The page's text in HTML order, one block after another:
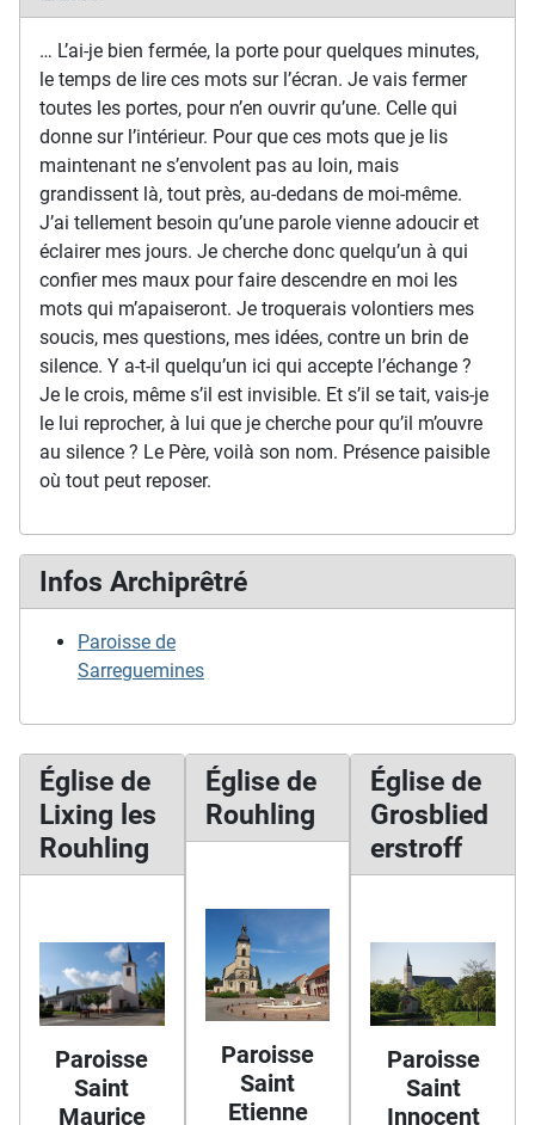
… L’ai-je bien fermée, la porte pour quelques minutes,
le temps de lire ces mots sur l’écran. Je vais fermer
toutes les portes, pour n’en ouvrir qu’une. Celle qui
donne sur l’intérieur. Pour que ces mots que je lis
maintenant ne s’envolent pas au loin, mais
grandissent là, tout près, au-dedans de moi-même.
J’ai tellement besoin qu’une parole vienne adoucir et
éclairer mes jours. Je cherche donc quelqu’un à qui
confier mes maux pour faire descendre en moi les
mots qui m’apaiseront. Je troquerais volontiers mes
soucis, mes questions, mes idées, contre un brin de
silence. Y a-t-il quelqu’un ici qui accepte l’échange ?
Je le crois, même s’il est invisible. Et s’il se tait, vais-je
le lui reprocher, à lui que je cherche pour qu’il m’ouvre
au silence ? Le Père, voilà son nom. Présence paisible
où tout peut reposer.
Infos Archiprêtré
Paroisse de
Sarreguemines
Église de
Lixing les
Rouhling
Paroisse
Saint
Maurice
Église de
Rouhling
Paroisse
Saint
Etienne
Église de
Grosblied
erstroff
Paroisse
Saint
Innocent